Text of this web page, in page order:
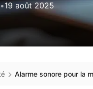
•19 août 2025
Alarme sonore pour la